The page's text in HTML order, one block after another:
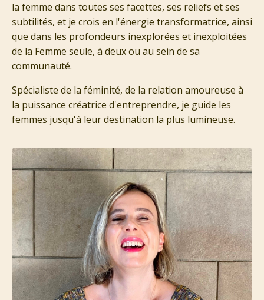
la femme dans toutes ses facettes, ses reliefs et ses
subtilités, et je crois en l'énergie transformatrice, ainsi
que dans les profondeurs inexplorées et inexploitées
de la Femme seule, à deux ou au sein de sa
communauté.
Spécialiste de la féminité, de la relation amoureuse à
la puissance créatrice d'entreprendre, je guide les
femmes jusqu'à leur destination la plus lumineuse.